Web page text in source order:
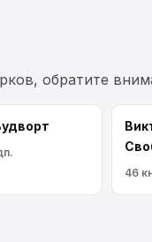
обратите
46